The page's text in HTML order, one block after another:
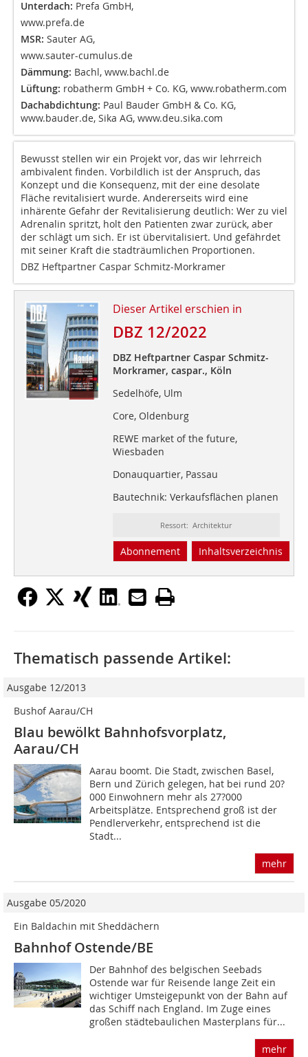
Unterdach: Prefa GmbH,
www.prefa.de
MSR: Sauter AG,
www.sauter-cumulus.de
Dämmung: Bachl, www.bachl.de
Lüftung: robatherm GmbH + Co. KG, www.robatherm.com
Dachabdichtung: Paul Bauder GmbH & Co. KG,
www.bauder.de, Sika AG, www.deu.sika.com
Bewusst stellen wir ein Projekt vor, das wir lehrreich
ambivalent finden. Vorbildlich ist der Anspruch, das
Konzept und die Konsequenz, mit der eine desolate
Fläche revitalisiert wurde. Andererseits wird eine
inhärente Gefahr der Revitalisierung deutlich: Wer zu viel
Adrenalin spritzt, holt den Patienten zwar zurück, aber
der schlägt um sich. Er ist übervitalisiert. Und gefährdet
mit seiner Kraft die stadträumlichen Proportionen.
DBZ Heftpartner Caspar Schmitz-Morkramer
Dieser Artikel erschien in
DBZ 12/2022
DBZ Heftpartner Caspar Schmitz-
Morkramer, caspar., Köln
Sedelhöfe, Ulm
Core, Oldenburg
REWE market of the future,
Wiesbaden
Donauquartier, Passau
Bautechnik: Verkaufsflächen planen
Ressort: Architektur
Abonnement Inhaltsverzeichnis
Thematisch passende Artikel:
Ausgabe 12/2013
Bushof Aarau/CH
Blau bewölkt Bahnhofsvorplatz,
Aarau/CH
Aarau boomt. Die Stadt, zwischen Basel,
Bern und Zürich gelegen, hat bei rund 20?
000 Einwohnern mehr als 27?000
Arbeitsplätze. Entsprechend groß ist der
Pendlerverkehr, entsprechend ist die
Stadt...
mehr
Ausgabe 05/2020
Ein Baldachin mit ­Sheddächern
Bahnhof Ostende/BE
Der Bahnhof des belgischen Seebads
Ostende war für Reisende lange Zeit ein
wichtiger Umsteigepunkt von der Bahn auf
das Schiff nach England. Im Zuge eines
großen städtebaulichen Masterplans für...
mehr